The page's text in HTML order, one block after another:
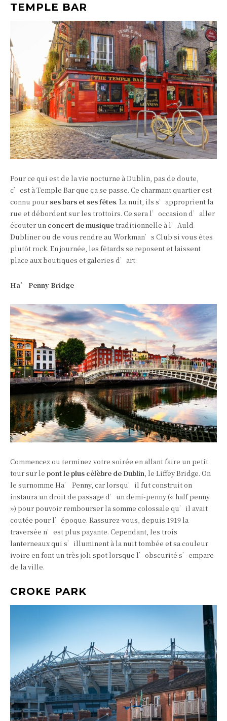
TEMPLE BAR
Pour ce qui est de la vie nocturne à Dublin, pas de doute,
c’est à Temple Bar que ça se passe. Ce charmant quartier est
connu pour ses bars et ses fêtes. La nuit, ils s’approprient la
rue et débordent sur les trottoirs. Ce sera l’occasion d’aller
écouter un concert de musiquetraditionnelle à l’Auld
Dubliner ou de vous rendre au Workman’s Club si vous êtes
plutôt rock. En journée, les fêtards se reposent et laissent
place aux boutiques et galeries d’art.
Ha’ Penny Bridge
Commencez ou terminez votre soirée en allant faire un petit
tour sur le pont le plus célèbre de Dublin , le Liffey Bridge. On
le surnomme Ha’ Penny, car lorsqu’il fut construit on
instaura un droit de passage d’un demi-penny (« half penny
») pour pouvoir rembourser la somme colossale qu’il avait
coutée pour l’époque. Rassurez-vous, depuis 1919 la
traversée n’est plus payante. Cependant, les trois
lanterneaux qui s’illuminent à la nuit tombée et sa couleur
ivoire en font un très joli spot lorsque l’obscurité s’empare
de la ville.
CROKE PARK